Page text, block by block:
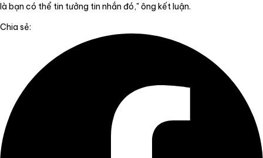
là bạn có thể tin tưởng tin nhắn đó," ông kết luận.
Chia sẻ: